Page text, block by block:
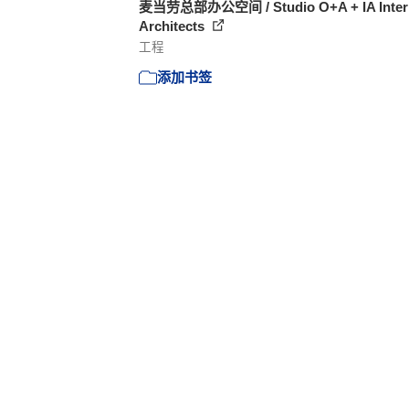
麦当劳总部办公空间 / Studio O+A + IA
Architects
工程
添加书签